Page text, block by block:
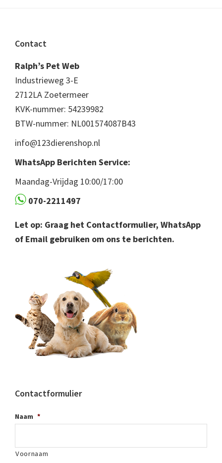
Footer
Contact
Ralph’s Pet Web
Industrieweg 3-E
2712LA Zoetermeer
KVK-nummer: 54239982
BTW-nummer: NL001574087B43
info@123dierenshop.nl
WhatsApp Berichten Service:
Maandag-Vrijdag 10:00/17:00
070-2211497
Let op: Graag het Contactformulier, WhatsApp
of Email gebruiken om ons te berichten.
Contactformulier
Naam *
Voornaam